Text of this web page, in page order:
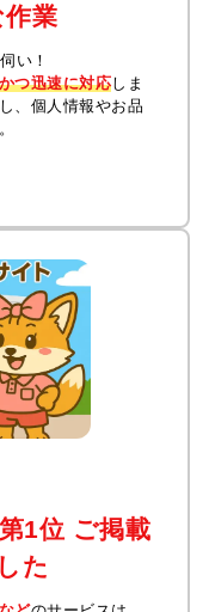
作業
い！
つ迅速に対応しま
、個人情報やお品
1位 ご掲載
た